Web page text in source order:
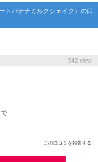
トバナナミルクシェイク）の口
542 view
この口コミを報告する